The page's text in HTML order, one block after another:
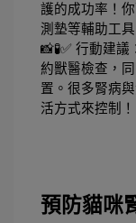
護的成功率！
測墊等輔助工
📸🧪✅ 行動建議
約獸醫檢查，
置。很多腎病
活方式來控制！
預防貓咪